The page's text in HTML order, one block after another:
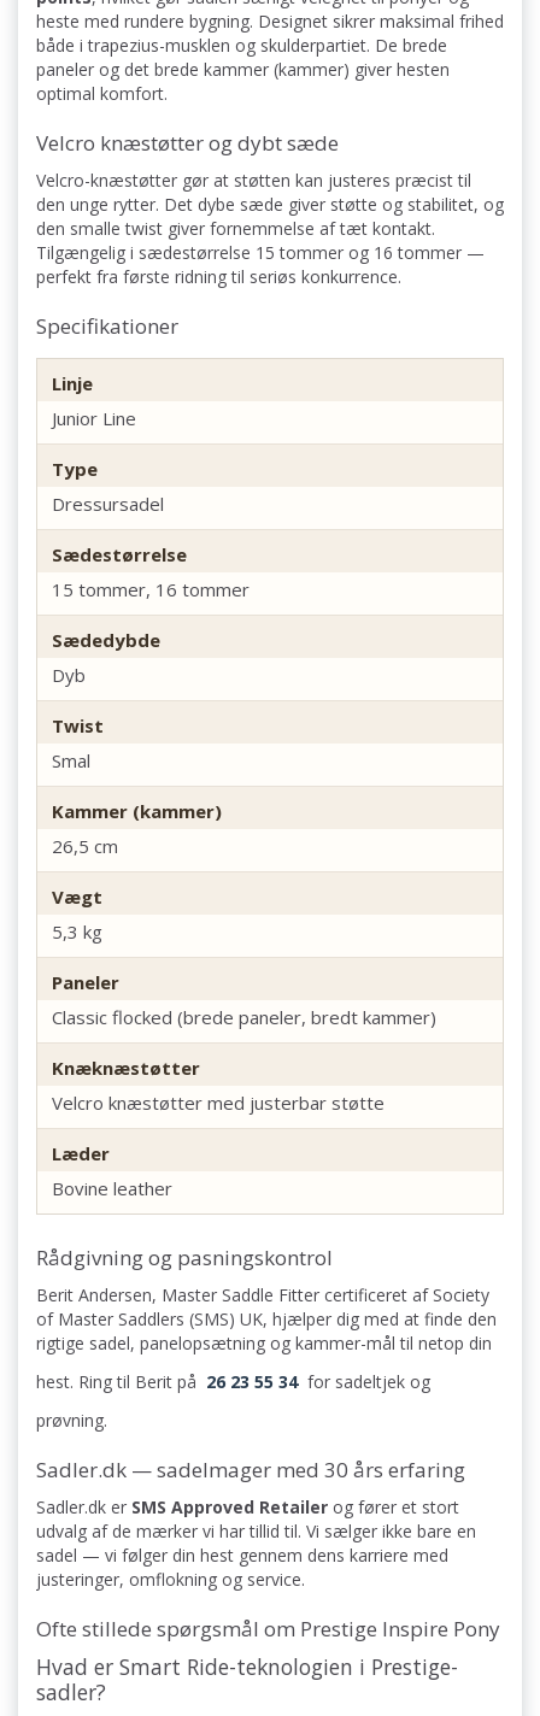
heste med rundere bygning. Designet sikrer maksimal frihed
både i trapezius-musklen og skulderpartiet. De brede
paneler og det brede kammer (kammer) giver hesten
optimal komfort.
Velcro knæstøtter og dybt sæde
Velcro-knæstøtter gør at støtten kan justeres præcist til
den unge rytter. Det dybe sæde giver støtte og stabilitet, og
den smalle twist giver fornemmelse af tæt kontakt.
Tilgængelig i sædestørrelse 15 tommer og 16 tommer —
perfekt fra første ridning til seriøs konkurrence.
Specifikationer
Linje
Junior Line
Type
Dressursadel
Sædestørrelse
15 tommer, 16 tommer
Sædedybde
Dyb
Twist
Smal
Kammer (kammer)
26,5 cm
Vægt
5,3 kg
Paneler
Classic flocked (brede paneler, bredt kammer)
Knæknæstøtter
Velcro knæstøtter med justerbar støtte
Læder
Bovine leather
Rådgivning og pasningskontrol
Berit Andersen, Master Saddle Fitter certificeret af Society
of Master Saddlers (SMS) UK, hjælper dig med at finde den
rigtige sadel, panelopsætning og kammer-mål til netop din
hest. Ring til Berit på 26 23 55 34 for sadeltjek og
prøvning.
Sadler.dk — sadelmager med 30 års erfaring
Sadler.dk er SMS Approved Retailer og fører et stort
udvalg af de mærker vi har tillid til. Vi sælger ikke bare en
sadel — vi følger din hest gennem dens karriere med
justeringer, omflokning og service.
Ofte stillede spørgsmål om Prestige Inspire Pony
Hvad er Smart Ride-teknologien i Prestige-
sadler?